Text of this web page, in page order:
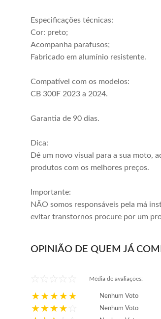
Especificações técnicas:
Cor: preto;
Acompanha parafusos;
Fabricado em alumínio resistente.
Compatível com os modelos:
CB 300F 2023 a 2024.
Garantia de 90 dias.
Dica:
Dê um novo visual para a sua moto,
produtos com os melhores preços.
Importante:
NÃO somos responsáveis pela má
evitar transtornos procure por um
OPINIÃO DE QUEM JÁ
Média de avaliações:
Nenhum Voto
Nenhum Voto